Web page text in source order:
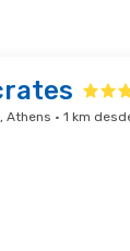
Athens · 1 km